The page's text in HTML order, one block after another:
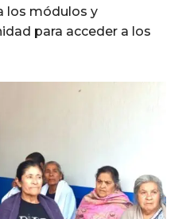
los módulos y
para acceder a los